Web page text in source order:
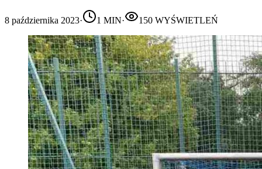
8 października 2023· 1 MIN· 150 WYŚWIETLEŃ